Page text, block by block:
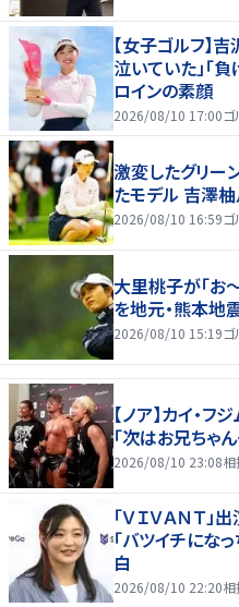
【女子ゴルフ】
泣いていた」「
ロインの素顔
2026/08/10 17:00ゴ
激変したグリー
たモデル 吉澤
2026/08/10 16:59ゴ
大里桃子が「お
を地元・熊本地
2026/08/10 15:19ゴ
【ノア】カイ・
「次はお兄ちゃ
2026/08/10 23:08
「ＶＩＶＡＮＴ
「バツイチにな
白
2026/08/10 22:20